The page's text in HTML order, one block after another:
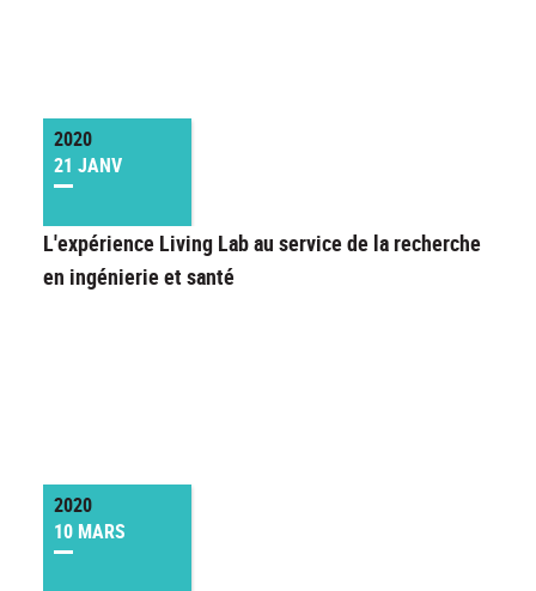
2020
21 JANV
L'expérience Living Lab au service de la recherche
en ingénierie et santé
2020
10 MARS